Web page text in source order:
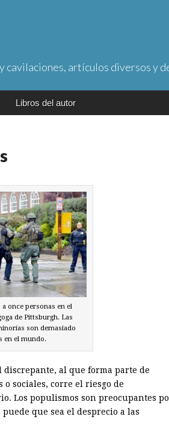
artículos diversos y
Libros del autor
once personas en el
de Pittsburgh. Las
son demasiado
en el mundo.
discrepante, al que forma parte de
sociales, corre el riesgo de
Los populismos son preocupantes
que sea el desprecio a las